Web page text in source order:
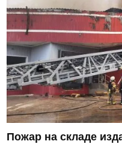
Пожар на складе